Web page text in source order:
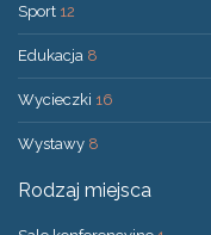
Sport 12
Edukacja 8
Wycieczki 16
Wystawy 8
Rodzaj miejsca